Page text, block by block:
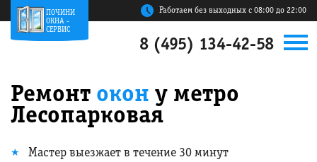
ПОЧИНИ
ОКНА -
СЕРВИС
Работаем без выходных с 08:00 до 22:00
8 (495) 134-42-58
Ремонт окон у метро
Лесопарковая
Мастер выезжает в течение 30 минут